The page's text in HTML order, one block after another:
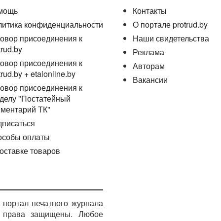
утверждены постановлением Министерства труда
работ по снятию, установке и креплению
постановлением Министерства транспорта
№ 33, установлены общие требования по охране
и креплению тентов на механические транспортные
«B», «C», «BE», «CE».
погрузочно-разгрузочных работ установлены
при проведении погрузочно-разгрузочных работ,
труда и социальной защиты Республики Беларусь от
конфиденциальности
присоединения к
присоединения к
+ etalonline.by
присоединения к
"Постатейный
ТК"
оплаты
товаров
Контакты
О портале protrud.by
Наши свидетельства
Реклама
Авторам
Вакансии
печатного журнала
права защищены. Любое